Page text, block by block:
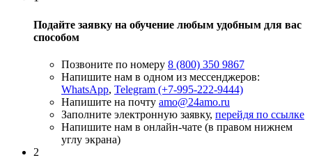
Подайте заявку на обучение любым удобным для вас
способом
Позвоните по номеру 8 (800) 350 9867
Напишите нам в одном из мессенджеров:
WhatsApp, Telegram (+7-995-222-9444)
Напишите на почту amo@24amo.ru
Заполните электронную заявку, перейдя по ссылке
Напишите нам в онлайн-чате (в правом нижнем
углу экрана)
2